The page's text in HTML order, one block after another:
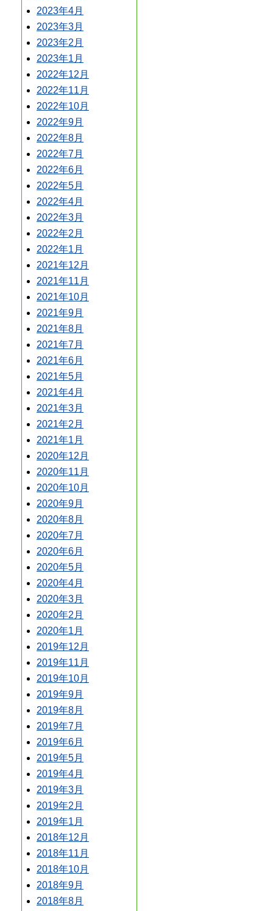
2023年4月
2023年3月
2023年2月
2023年1月
2022年12月
2022年11月
2022年10月
2022年9月
2022年8月
2022年7月
2022年6月
2022年5月
2022年4月
2022年3月
2022年2月
2022年1月
2021年12月
2021年11月
2021年10月
2021年9月
2021年8月
2021年7月
2021年6月
2021年5月
2021年4月
2021年3月
2021年2月
2021年1月
2020年12月
2020年11月
2020年10月
2020年9月
2020年8月
2020年7月
2020年6月
2020年5月
2020年4月
2020年3月
2020年2月
2020年1月
2019年12月
2019年11月
2019年10月
2019年9月
2019年8月
2019年7月
2019年6月
2019年5月
2019年4月
2019年3月
2019年2月
2019年1月
2018年12月
2018年11月
2018年10月
2018年9月
2018年8月